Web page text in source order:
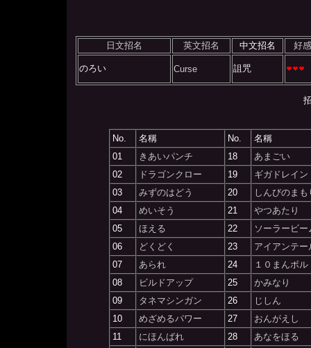
日文招名 英文招名 中文招名 好
のろい Curse 詛咒
No. 名稱 No.
名稱
01
きあいパンチ 18
あまごい
02
ドラゴンクロー 19
ギガドレイン
03
みずのはどう 20
しんびのまも
04
めいそう 21
やつあたり
05
ほえる 22
ソーラービー
06
どくどく 23
アイアンテー
07
あられ 24
１０まんボル
08
ビルドアップ 25
かみなり
09
タネマシンガン 26
じしん
10
めざめるパワー 27
おんがえし
11
にほんばれ 28
あなをほる